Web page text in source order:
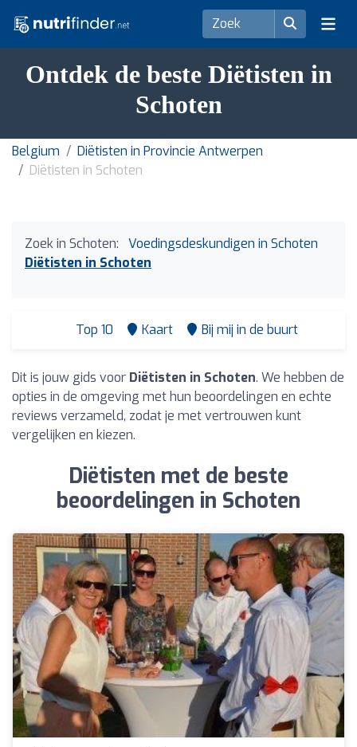
Ontdek de beste Diëtisten in
Schoten
Belgium
Diëtisten in Provincie Antwerpen
Diëtisten in Schoten
Zoek in Schoten:
Voedingsdeskundigen in Schoten
Diëtisten in Schoten
Top 10 Kaart Bij mij in de buurt
Dit is jouw gids voor Diëtisten in Schoten. We hebben de
opties in de omgeving met hun beoordelingen en echte
reviews verzameld, zodat je met vertrouwen kunt
vergelijken en kiezen.
Diëtisten met de beste
beoordelingen in Schoten